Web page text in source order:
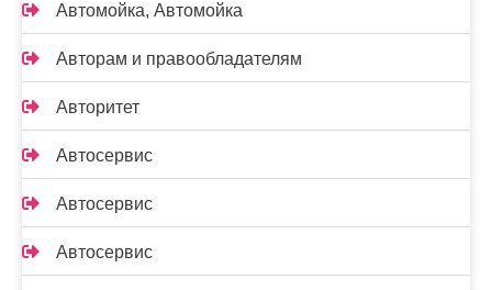
Автомойка, Автомойка
Авторам и правообладателям
Авторитет
Автосервис
Автосервис
Автосервис